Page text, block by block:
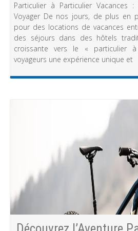
Particulier à Particulier Vacances
Voyager De nos jours, de plus en
pour des locations de vacances
des séjours dans des hôtels
croissante vers le « particulier
voyageurs une expérience unique et